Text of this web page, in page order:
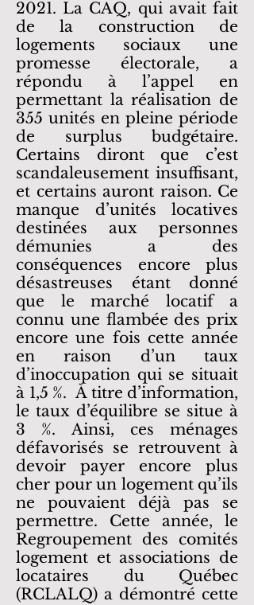
2021. La CAQ, qui avait fait
de la construction de
logements sociaux une
promesse électorale, a
répondu à l’appel en
permettant la réalisation de
355 unités en pleine période
de surplus budgétaire.
Certains diront que c’est
scandaleusement insuffisant,
et certains auront raison. Ce
manque d’unités locatives
destinées aux personnes
démunies a des
conséquences encore plus
désastreuses étant donné
que le marché locatif a
connu une flambée des prix
encore une fois cette année
en raison d’un taux
d’inoccupation qui se situait
à 1,5 %. À titre d’information,
le taux d’équilibre se situe à
3 %. Ainsi, ces ménages
défavorisés se retrouvent à
devoir payer encore plus
cher pour un logement qu’ils
ne pouvaient déjà pas se
permettre. Cette année, le
Regroupement des comités
logement et associations de
locataires du Québec
(RCLALQ) a démontré cette